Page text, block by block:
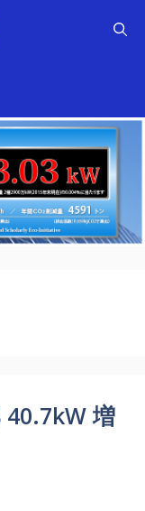
40.7kW 増